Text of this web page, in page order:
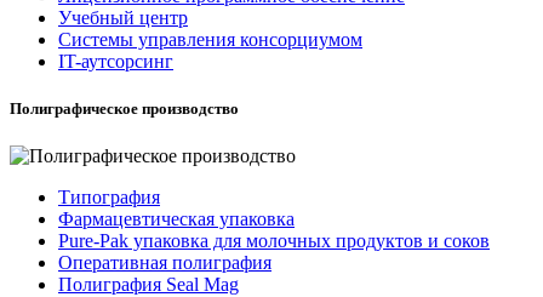
Учебный центр
Системы управления консорциумом
IT-аутсорсинг
Полиграфическое производство
Типография
Фармацевтическая упаковка
Pure-Pak упаковка для молочных продуктов и соков
Оперативная полиграфия
Полиграфия Seal Mag